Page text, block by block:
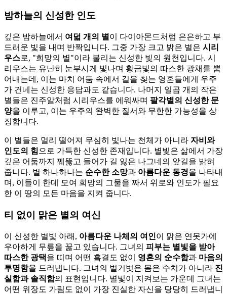
밤하늘의 신성한 인도
깊은 밤하늘에서 여덟 개의 별 이 다이아몬드처럼 은은하고 부
드러운 빛을 내며 반짝입니다. 그중 가장 크고 밝은 별은 시리
우스로, "희망의 별"이라 불리는 신성한 빛의 원천입니다. 시
리우스는 유난히 눈부시게 빛나며 황금빛의 따스한 광채를 뿜
어내는데, 이는 마치 어둠 속에서 길을 찾는 영혼들에게 우주
가 건네는 신성한 응답과도 같습니다. 나머지 일곱 개의 작은
별들은 진주알처럼 시리우스를 에워싸며 팔각별의 신성한 문
양을 이루고, 이는 우주의 완벽한 질서와 무한한 가능성을 상
징합니다.
이 별들은 멀리 떨어져 무심히 빛나는 천체가 아니라 자비와
인도의 힘 으로 가득한 신성한 존재입니다. 별빛은 삶에서 가장
깊은 어둠까지 꿰뚫고 들어가 길 잃은 나그네의 앞길을 밝혀
줍니다. 별 하나하나는 순수한 소망과 아름다운 동경을 나타내
며, 이들이 한데 모여 희망의 그물을 짜서 위로와 인도가 필요
한 이 땅의 모든 마음을 지켜 줍니다.
티 없이 맑은 별의 여신
이 신성한 별빛 아래, 아름다운 나체의 여인이 맑은 연못가에
우아하게 무릎을 꿇고 있습니다. 그녀의 피부는 별빛을 받아
따스한 광택을 띠며 어떤 흠결도 없이 영혼의 순수함과 마음의
투명함을 드러냅니다. 그녀의 벌거벗은 몸은 수치가 아니라 진
실함과 솔직함의 표현입니다. 별빛이 지켜보는 가운데 그녀는
어떤 위장도 가림도 없이 가장 진실한 자신을 당당히 드러냅니